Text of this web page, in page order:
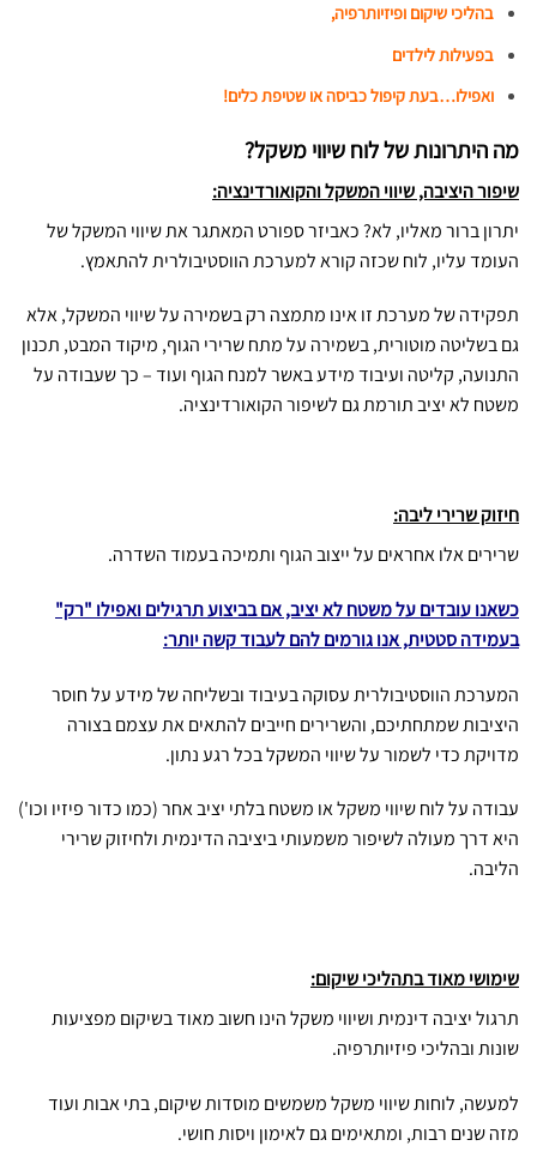
בהליכי שיקום ופיזיותרפיה,
בפעילות לילדים
ואפילו…בעת קיפול כביסה או שטיפת כלים!
מה היתרונות של לוח שיווי משקל?
שיפור היציבה, שיווי המשקל והקואורדינציה:
יתרון ברור מאליו, לא? כאביזר ספורט המאתגר את שיווי המשקל של
העומד עליו, לוח שכזה קורא למערכת הווסטיבולרית להתאמץ.
תפקידה של מערכת זו אינו מתמצה רק בשמירה על שיווי המשקל, אלא
גם בשליטה מוטורית, בשמירה על מתח שרירי הגוף, מיקוד המבט, תכנון
התנועה, קליטה ועיבוד מידע באשר למנח הגוף ועוד –כך שעבודה על
משטח לא יציב תורמת גם לשיפור הקואורדינציה.
חיזוק שרירי ליבה:
שרירים אלו אחראים על ייצוב הגוף ותמיכה בעמוד השדרה.
כשאנו עובדים על משטח לא יציב, אם בביצוע תרגילים ואפילו "רק"
בעמידה סטטית, אנו גורמים להם לעבוד קשה יותר:
המערכת הווסטיבולרית עסוקה בעיבוד ובשליחה של מידע על חוסר
היציבות שמתחתיכם, והשרירים חייבים להתאים את עצמם בצורה
מדויקת כדי לשמור על שיווי המשקל בכל רגע נתון.
עבודה על לוח שיווי משקל או משטח בלתי יציב אחר (כמו כדור פיזיו וכו')
היא דרך מעולה לשיפור משמעותי ביציבה הדינמית ולחיזוק שרירי
הליבה.
שימושי מאוד בתהליכי שיקום:
תרגול יציבה דינמית ושיווי משקל הינו חשוב מאוד בשיקום מפציעות
שונות ובהליכי פיזיותרפיה.
למעשה, לוחות שיווי משקל משמשים מוסדות שיקום, בתי אבות ועוד
מזה שנים רבות, ומתאימים גם לאימון ויסות חושי.